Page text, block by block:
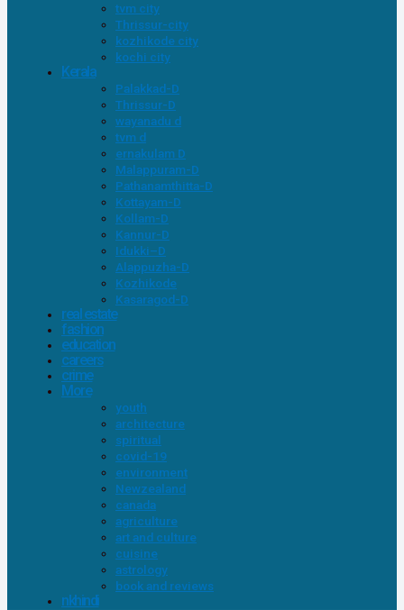
tvm city
Thrissur-city
kozhikode city
kochi city
Kerala
Palakkad-D
Thrissur-D
wayanadu d
tvm d
ernakulam D
Malappuram-D
Pathanamthitta-D
Kottayam-D
Kollam-D
Kannur-D
Idukki–D
Alappuzha-D
Kozhikode
Kasaragod-D
real estate
fashion
education
careers
crime
More
youth
architecture
spiritual
covid-19
environment
Newzealand
canada
agriculture
art and culture
cuisine
astrology
book and reviews
nkhindi